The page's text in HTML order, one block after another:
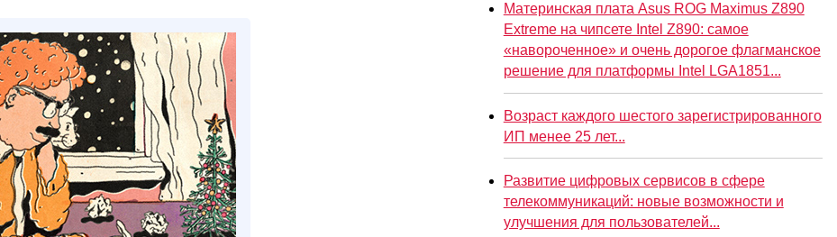
Материнская плата Asus ROG Maximus Z890
Extreme на чипсете Intel Z890: самое
«навороченное» и очень дорогое флагманское
решение для платформы Intel LGA1851...
Возраст каждого шестого зарегистрированного
ИП менее 25 лет...
Развитие цифровых сервисов в сфере
телекоммуникаций: новые возможности и
улучшения для пользователей...